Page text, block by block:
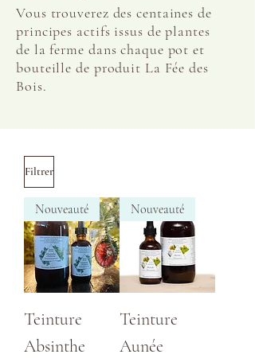
Vous trouverez des centaines de
principes actifs issus de plantes
de la ferme dans chaque pot et
bouteille de produit La Fée des
Bois.
Filtrer
Nouveauté
Teinture
Absinthe
Nouveauté
Teinture
Aunée